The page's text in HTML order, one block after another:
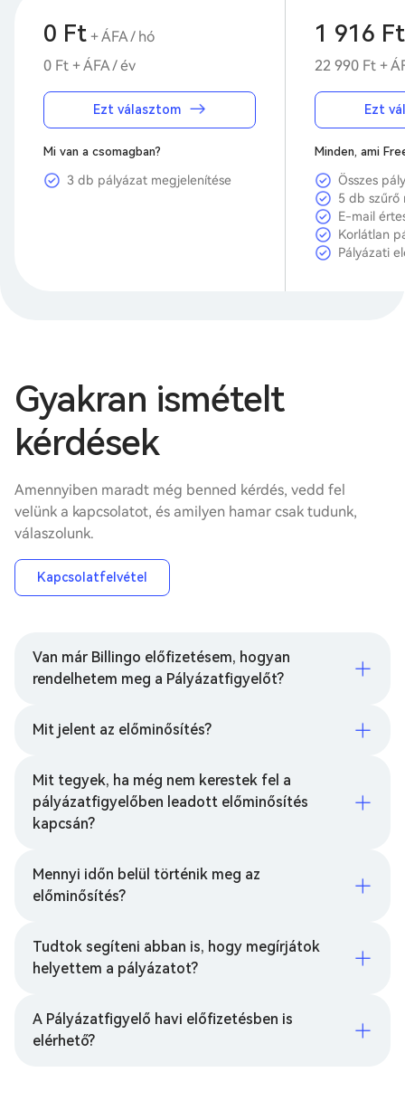
0 Ft + ÁFA / hó
0 Ft + ÁFA / év
Ezt választom
Mi van a csomagban?
3 db pályázat megjelenítése
1 916 Ft
22 990 Ft +
Ezt
Minden, ami
Összes
5 db szűrő
E-mail
Korlátlan
Pályázati
Gyakran ismételt
kérdések
Amennyiben maradt még benned kérdés, vedd fel
velünk a kapcsolatot, és amilyen hamar csak tudunk,
válaszolunk.
Kapcsolatfelvétel
Van már Billingo előfizetésem, hogyan
rendelhetem meg a Pályázatfigyelőt?
Mit jelent az előminősítés?
Mit tegyek, ha még nem kerestek fel a
pályázatfigyelőben leadott előminősítés
kapcsán?
Mennyi időn belül történik meg az
előminősítés?
Tudtok segíteni abban is, hogy megírjátok
helyettem a pályázatot?
A Pályázatfigyelő havi előfizetésben is
elérhető?